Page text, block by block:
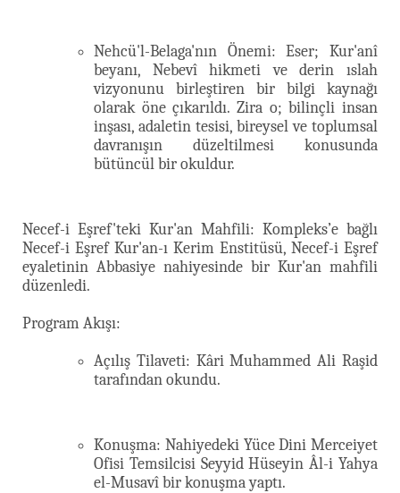
Nehcü'l-Belaga'nın Önemi: Eser; Kur'anî
beyanı, Nebevî hikmeti ve derin ıslah
vizyonunu birleştiren bir bilgi kaynağı
olarak öne çıkarıldı. Zira o; bilinçli insan
inşası, adaletin tesisi, bireysel ve toplumsal
davranışın düzeltilmesi konusunda
bütüncül bir okuldur.
Necef-i Eşref'teki Kur'an Mahfili: Kompleks’e bağlı
Necef-i Eşref Kur'an-ı Kerim Enstitüsü, Necef-i Eşref
eyaletinin Abbasiye nahiyesinde bir Kur'an mahfili
düzenledi.
Program Akışı:
Açılış Tilaveti: Kâri Muhammed Ali Raşid
tarafından okundu.
Konuşma: Nahiyedeki Yüce Dini Merceiyet
Ofisi Temsilcisi Seyyid Hüseyin Âl-i Yahya
el-Musavî bir konuşma yaptı.